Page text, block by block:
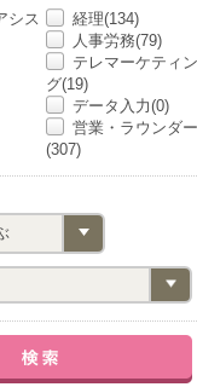
シス
経理(134)
人事労務(79)
テレマーケティン
グ(19)
データ入力(0)
営業・ラウンダー
(307)